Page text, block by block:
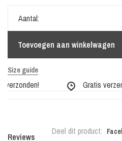
Aantal:
Toevoegen aan winkelwagen
Size guide
Gratis
Deel dit product:
Reviews